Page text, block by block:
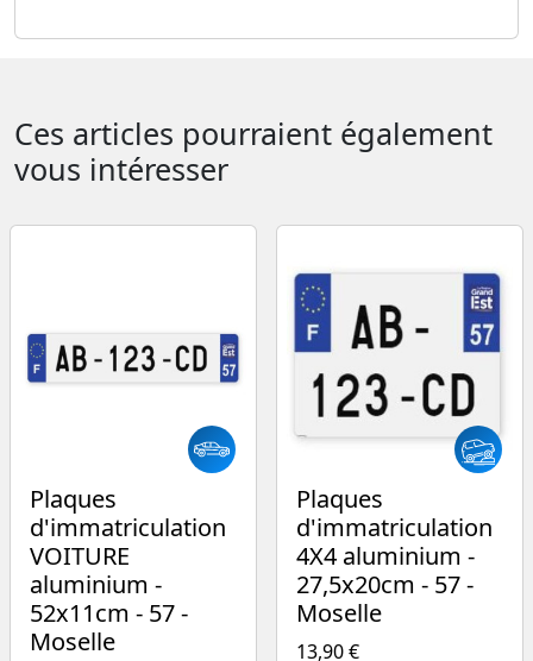
Ces articles pourraient également
vous intéresser
Plaques
d'immatriculation
VOITURE
aluminium -
52x11cm - 57 -
Moselle
Plaques
d'immatriculation
4X4 aluminium -
27,5x20cm - 57 -
Moselle
13,90 €